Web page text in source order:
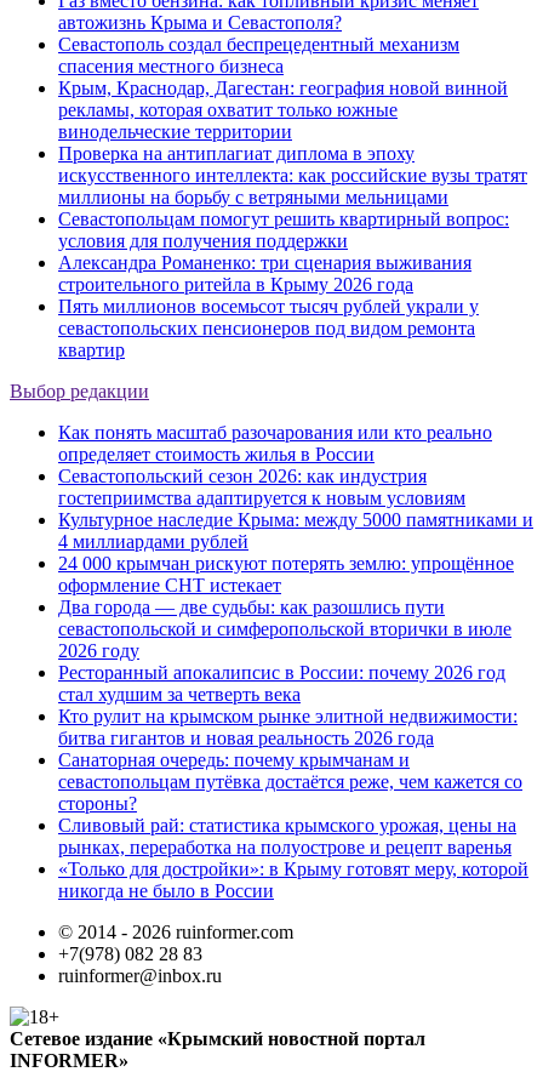
автожизнь Крыма и Севастополя?
Севастополь создал беспрецедентный механизм
спасения местного бизнеса
Крым, Краснодар, Дагестан: география новой винной
рекламы, которая охватит только южные
винодельческие территории
Проверка на антиплагиат диплома в эпоху
искусственного интеллекта: как российские вузы тратят
миллионы на борьбу с ветряными мельницами
Севастопольцам помогут решить квартирный вопрос:
условия для получения поддержки
Александра Романенко: три сценария выживания
строительного ритейла в Крыму 2026 года
Пять миллионов восемьсот тысяч рублей украли у
севастопольских пенсионеров под видом ремонта
квартир
Выбор редакции
Как понять масштаб разочарования или кто реально
определяет стоимость жилья в России
Севастопольский сезон 2026: как индустрия
гостеприимства адаптируется к новым условиям
Культурное наследие Крыма: между 5000 памятниками и
4 миллиардами рублей
24 000 крымчан рискуют потерять землю: упрощённое
оформление СНТ истекает
Два города — две судьбы: как разошлись пути
севастопольской и симферопольской вторички в июле
2026 году
Ресторанный апокалипсис в России: почему 2026 год
стал худшим за четверть века
Кто рулит на крымском рынке элитной недвижимости:
битва гигантов и новая реальность 2026 года
Санаторная очередь: почему крымчанам и
севастопольцам путёвка достаётся реже, чем кажется со
стороны?
Сливовый рай: статистика крымского урожая, цены на
рынках, переработка на полуострове и рецепт варенья
«Только для достройки»: в Крыму готовят меру, которой
никогда не было в России
© 2014 - 2026 ruinformer.com
+7(978) 082 28 83
ruinformer@inbox.ru
Сетевое издание «Крымский новостной портал
INFORMER»